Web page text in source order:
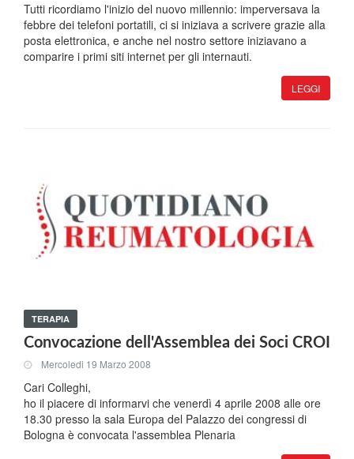
Tutti ricordiamo l'inizio del nuovo millennio: imperversava la
febbre dei telefoni portatili, ci si iniziava a scrivere grazie alla
posta elettronica, e anche nel nostro settore iniziavano a
comparire i primi siti internet per gli internauti.
LEGGI
TERAPIA
Convocazione dell'Assemblea dei Soci CROI
Mercoledi 19 Marzo 2008
Cari Colleghi,
ho il piacere di informarvi che venerdì 4 aprile 2008 alle ore
18.30 presso la sala Europa del Palazzo dei congressi di
Bologna è convocata l'assemblea Plenaria